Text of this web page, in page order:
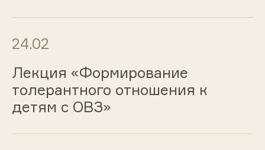
24.02
Лекция «Формирование
толерантного отношения к
детям с ОВЗ»